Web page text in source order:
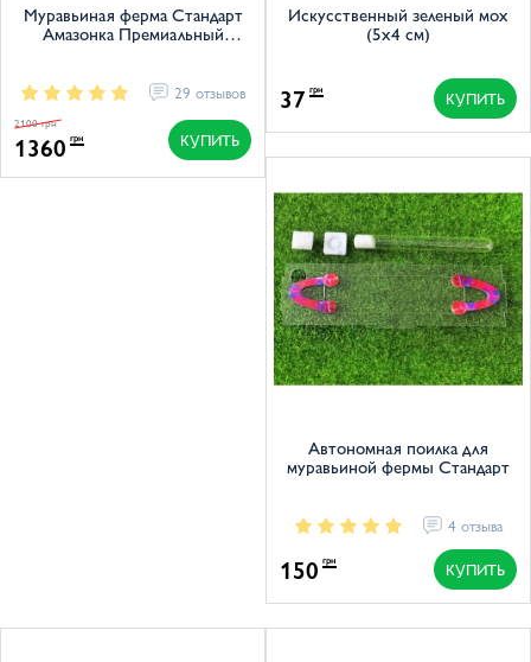
Муравьиная ферма Стандарт
Амазонка Премиальный
29 отзывов
1360 грн
2100 грн
КУПИТЬ
Искусственный зеленый мох
(5x4 см)
37 грн КУПИТЬ
Автономная поилка для
муравьиной фермы Стандарт
4 отзыва
150 грн КУПИТЬ